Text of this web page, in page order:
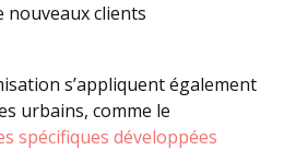
nouveaux clients
s’appliquent également
urbains, comme le
spécifiques développées